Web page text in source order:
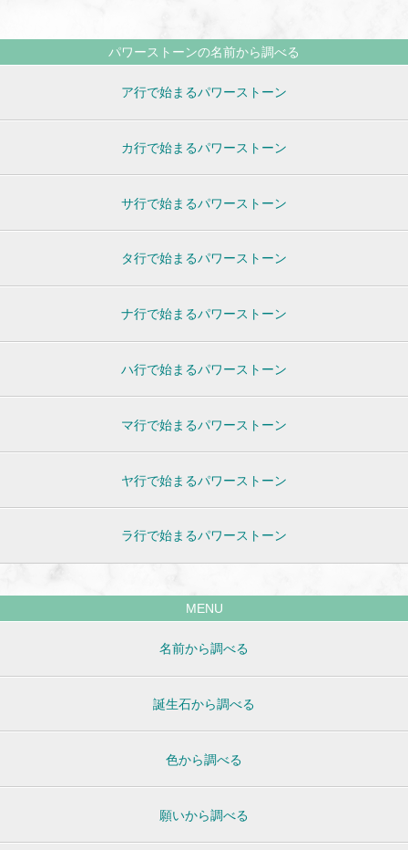
パワーストーンの名前から調べる
ア行で始まるパワーストーン
カ行で始まるパワーストーン
サ行で始まるパワーストーン
タ行で始まるパワーストーン
ナ行で始まるパワーストーン
ハ行で始まるパワーストーン
マ行で始まるパワーストーン
ヤ行で始まるパワーストーン
ラ行で始まるパワーストーン
MENU
名前から調べる
誕生石から調べる
色から調べる
願いから調べる